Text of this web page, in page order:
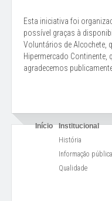
Esta iniciativa foi
possível graças à
Voluntários de Alcochete,
Hipermercado Continente,
agradecemos
Início
Institucional
História
Informação pública
Qualidade